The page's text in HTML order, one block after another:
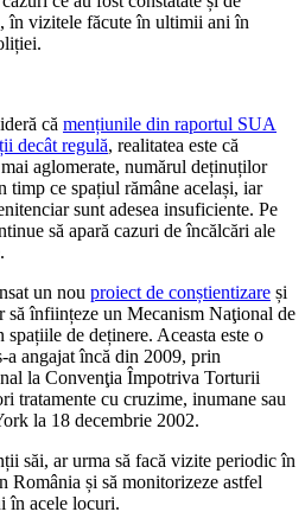
în vizitele făcute în ultimii ani în
că mențiunile din raportul SUA
decât regulă, realitatea este că
aglomerate, numărul deținuților
timp ce spațiul rămâne același, iar
sunt adesea insuficiente. Pe
să apară cazuri de încălcări ale
un nou proiect de conștientizare și
să înființeze un Mecanism Naţional de
de deținere. Aceasta este o
a angajat încă din 2009, prin
la Convenţia Împotriva Torturii
tratamente cu cruzime, inumane sau
la 18 decembrie 2002.
săi, ar urma să facă vizite periodic în
România și să monitorizeze astfel
în acele locuri.